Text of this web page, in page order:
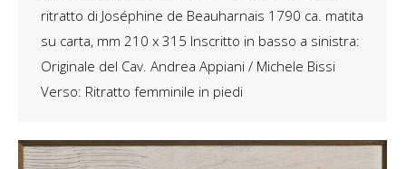
ritratto di Joséphine de Beauharnais 1790 ca. matita
su carta, mm 210 x 315 Inscritto in basso a sinistra:
Originale del Cav. Andrea Appiani / Michele Bissi
Verso: Ritratto femminile in piedi